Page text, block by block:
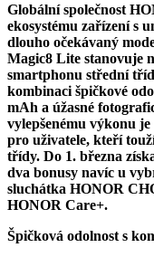
Globální společnost
ekosystému zařízení s
dlouho očekávaný
Magic8 Lite stanovuje
smartphonu střední
kombinaci špičkové
mAh a úžasné
vylepšenému výkonu
pro uživatele, kteří
třídy. Do 1. března
dva bonusy navíc u
sluchátka HONOR
HONOR Care+.
Špičková odolnost s